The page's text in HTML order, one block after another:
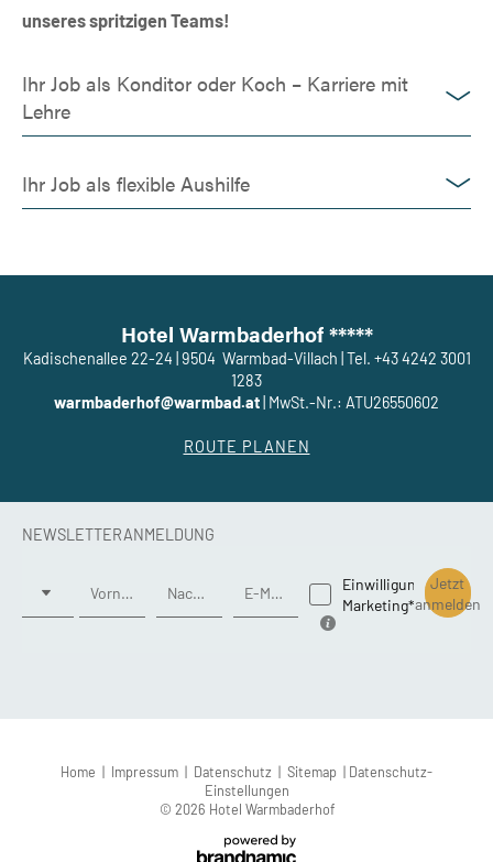
unseres spritzigen Teams!
Ihr Job als Konditor oder Koch – Karriere mit
Lehre
Ihr Job als flexible Aushilfe
Hotel Warmbaderhof *****
Kadischenallee 22-24 9504 Warmbad-Villach Tel. +43 4242 3001
1283
warmbaderhof@warmbad.at MwSt.-Nr.: ATU26550602
ROUTE PLANEN
NEWSLETTERANMELDUNG
Vorname Nachname* E-Mail*
Einwilligung
Marketing*
Jetzt
anmelden
Home | Impressum | Datenschutz | Sitemap | Datenschutz-
Einstellungen
© 2026 Hotel Warmbaderhof